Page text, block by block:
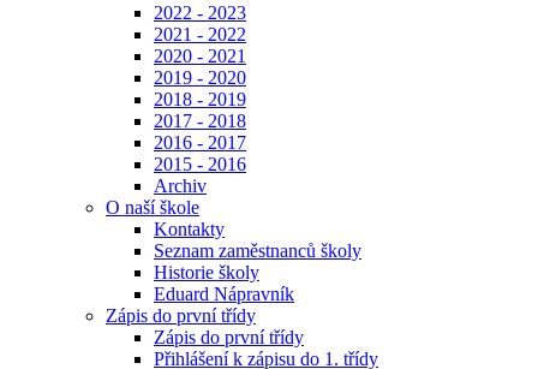
2022 - 2023
2021 - 2022
2020 - 2021
2019 - 2020
2018 - 2019
2017 - 2018
2016 - 2017
2015 - 2016
Archiv
O naší škole
Kontakty
Seznam zaměstnanců školy
Historie školy
Eduard Nápravník
Zápis do první třídy
Zápis do první třídy
Přihlášení k zápisu do 1. třídy